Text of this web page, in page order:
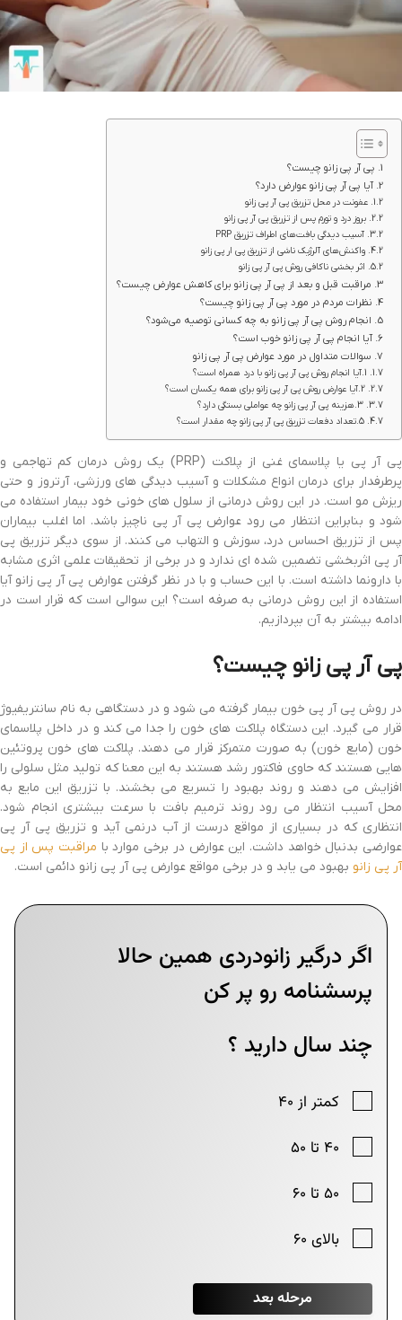
پی آر پی زانو چیست؟
آیا پی آر پی زانو عوارض دارد؟
عفونت در محل تزریق پی آر پی زانو
بروز درد و تورم پس از تزریق پی آر پی زانو
آسیب دیدگی بافت‌های اطراف تزریق PRP
واکنش‌های آلرژیک ناشی از تزریق پی ار پی زانو
اثر بخشی ناکافی روش پی آر پی زانو
مراقبت قبل و بعد از پی آر پی زانو برای کاهش عوارض چیست؟
نظرات مردم در مورد پی آر پی زانو چیست؟
انجام روش پی آر پی زانو به چه کسانی توصیه می‌شود؟
آیا انجام پی آر پی زانو خوب است؟
سوالات متداول در مورد عوارض پی آر پی زانو
1.آیا انجام روش پی آر پی زانو با درد همراه است؟
2.آیا عوارض روش پی آر پی زانو برای همه یکسان است؟
3.هزینه پی آر پی زانو چه عواملی بستگی دارد؟
5.تعداد دفعات تزریق پی آر پی زانو چه مقدار است؟
پی آر پی یا پلاسمای غنی از پلاکت (PRP) یک روش درمان کم تهاجمی و
پرطرفدار برای درمان انواع مشکلات و آسیب دیدگی های ورزشی، آرتروز و حتی
ریزش مو است. در این روش درمانی از سلول های خونی خود بیمار استفاده می
شود و بنابراین انتظار می رود عوارض پی آر پی ناچیز باشد. اما اغلب بیماران
پس از تزریق احساس درد، سوزش و التهاب می کنند. از سوی دیگر تزریق پی
آر پی اثربخشی تضمین شده ای ندارد و در برخی از تحقیقات علمی اثری مشابه
با دارونما داشته است. با این حساب و با در نظر گرفتن عوارض پی آر پی زانو آیا
استفاده از این روش درمانی به صرفه است؟ این سوالی است که قرار است در
ادامه بیشتر به آن بپردازیم.
پی آر پی زانو چیست؟
در روش پی آر پی خون بیمار گرفته می شود و در دستگاهی به نام سانتریفیوژ
قرار می گیرد. این دستگاه پلاکت های خون را جدا می کند و در داخل پلاسمای
خون (مایع خون) به صورت متمرکز قرار می دهند. پلاکت های خون پروتئین
هایی هستند که حاوی فاکتور رشد هستند به این معنا که تولید مثل سلولی را
افزایش می دهند و روند بهبود را تسریع می بخشند. با تزریق این مایع به
محل آسیب انتظار می رود روند ترمیم بافت با سرعت بیشتری انجام شود.
انتظاری که در بسیاری از مواقع درست از آب درنمی آید و تزریق پی آر پی
عوارضی بدنبال خواهد داشت. این عوارض در برخی موارد با مراقبت پس از پی
آر پی زانو بهبود می یابد و در برخی مواقع عوارض پی آر پی زانو دائمی است.